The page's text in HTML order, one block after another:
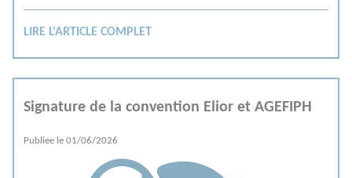
LIRE L'ARTICLE COMPLET
Signature de la convention Elior et AGEFIPH
Publiee le 01/06/2026